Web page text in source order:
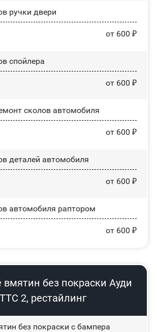
ручки двери
от 600 ₽
спойлера
от 600 ₽
сколов автомобиля
от 600 ₽
деталей автомобиля
от 600 ₽
автомобиля раптором
от 600 ₽
без покраски Ауди
ТТС 2, рестайлинг
без покраски с бампера